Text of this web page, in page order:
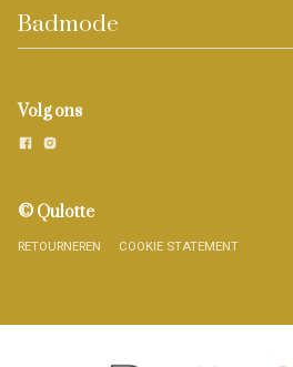
Badmode
Volg ons
© Qulotte
RETOURNEREN COOKIE STATEMENT